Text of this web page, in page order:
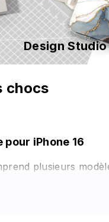
Design
chocs
iPhone 16
plusieurs